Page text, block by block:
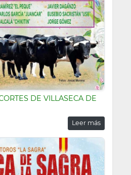
DE VILLASECA DE
Leer más